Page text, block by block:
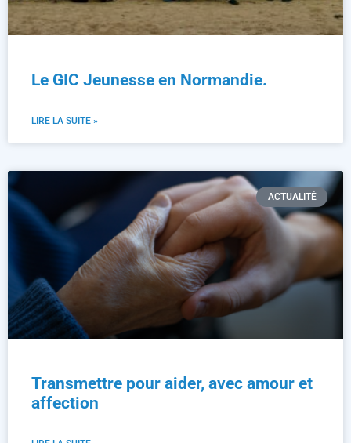
Le GIC Jeunesse en Normandie.
LIRE LA SUITE »
ACTUALITÉ
Transmettre pour aider, avec amour et
affection